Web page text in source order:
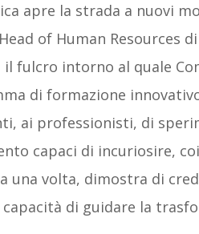
apre la strada a nuovi
of Human Resources
fulcro intorno al quale
di formazione
ai professionisti, di
capaci di incuriosire,
una volta, dimostra di
di guidare la